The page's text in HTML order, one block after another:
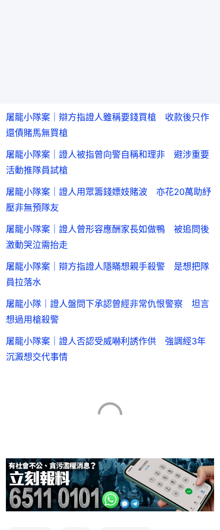
屠龍小隊案｜辯方指證人雖稱要錢買槍 收款後只作
還債賭馬無買槍
屠龍小隊案｜證人被指曾向警自稱和理非 避涉重要
活動推隊員試槍
屠龍小隊案｜證人用眾籌錢嫖妓賭波 亦花20萬助紓
壓非無預隊友
屠龍小隊案｜證人曾形容應酬家長如做鴨 被追問後
激動哭泣需抬走
屠龍小隊案｜辯方指證人隱瞞想親手殺警 是想把隊
員拉落水
屠龍小隊｜證人盤問下承認曾經非常仇恨警察 坦言
想過用槍殺警
屠龍小隊案｜證人否認受威嚇利誘作供 強調經3年
沉澱想交代事情